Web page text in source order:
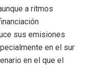
a ritmos
sus emisiones
en el sur
en el que el